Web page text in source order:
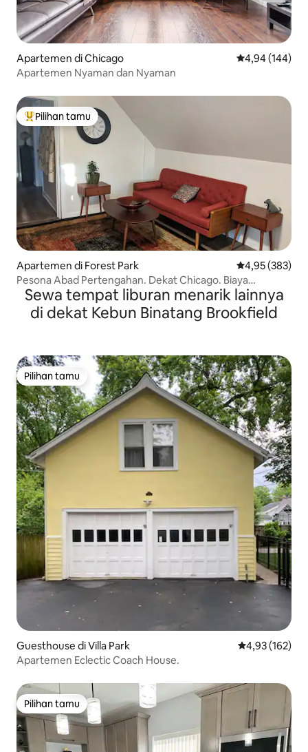
Apartemen di Chicago Nilai rata-rata
4,94 (144)
Apartemen Nyaman dan Nyaman
Pilihan tamu terpopuler
Pilihan tamu
Apartemen di Forest Park Nilai rata-rata
4,95 (383)
Pesona Abad Pertengahan. Dekat Chicago. Biaya
Kebersihan Rendah!
Sewa tempat liburan menarik lainnya
di dekat Kebun Binatang Brookfield
Pilihan tamu
Pilihan tamu
Guesthouse di Villa Park Nilai rata-rata
4,93 (162)
Apartemen Eclectic Coach House.
Pilihan tamu
Pilihan tamu